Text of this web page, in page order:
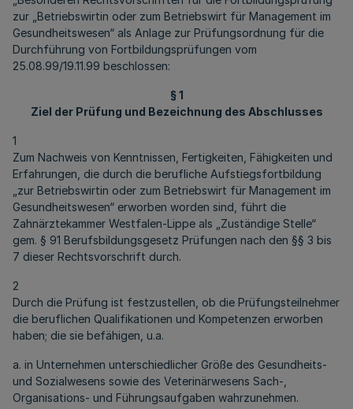
zur „Betriebswirtin oder zum Betriebswirt für Management im
Gesundheitswesen“ als Anlage zur Prüfungsordnung für die
Durchführung von Fortbildungsprüfungen vom
25.08.99/19.11.99 beschlossen:
§ 1
Ziel der Prüfung und Bezeichnung des Abschlusses
1
Zum Nachweis von Kenntnissen, Fertigkeiten, Fähigkeiten und
Erfahrungen, die durch die berufliche Aufstiegsfortbildung
„zur Betriebswirtin oder zum Betriebswirt für Management im
Gesundheitswesen“ erworben worden sind, führt die
Zahnärztekammer Westfalen-Lippe als „Zuständige Stelle“
gem. § 91 Berufsbildungsgesetz Prüfungen nach den §§ 3 bis
7 dieser Rechtsvorschrift durch.
2
Durch die Prüfung ist festzustellen, ob die Prüfungsteilnehmer
die beruflichen Qualifikationen und Kompetenzen erworben
haben; die sie befähigen, u.a.
a. in Unternehmen unterschiedlicher Größe des Gesundheits-
und Sozialwesens sowie des Veterinärwesens Sach-,
Organisations- und Führungsaufgaben wahrzunehmen.